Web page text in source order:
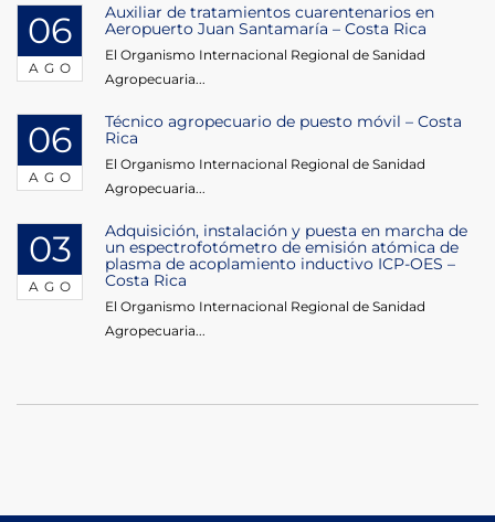
06
AGO
Auxiliar de tratamientos cuarentenarios en
Aeropuerto Juan Santamaría – Costa Rica
El Organismo Internacional Regional de Sanidad
Agropecuaria...
06
AGO
Técnico agropecuario de puesto móvil – Costa
Rica
El Organismo Internacional Regional de Sanidad
Agropecuaria...
03
AGO
Adquisición, instalación y puesta en marcha de
un espectrofotómetro de emisión atómica de
plasma de acoplamiento inductivo ICP-OES –
Costa Rica
El Organismo Internacional Regional de Sanidad
Agropecuaria...